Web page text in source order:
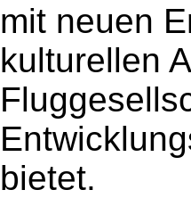
mit neuen
kulturellen
bietet.